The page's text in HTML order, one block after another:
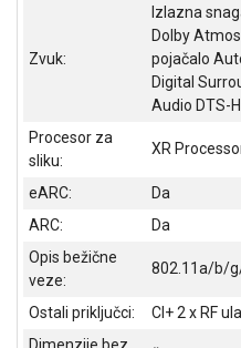
Zvuk:
Izlazna
Dolby
pojačalo
Digital
Audio DTS-
Procesor za
sliku:
XR
eARC:
Da
ARC:
Da
Opis bežične
veze:
802.11a/b/
Ostali priključci:
CI+ 2 x RF
Dimenzije bez